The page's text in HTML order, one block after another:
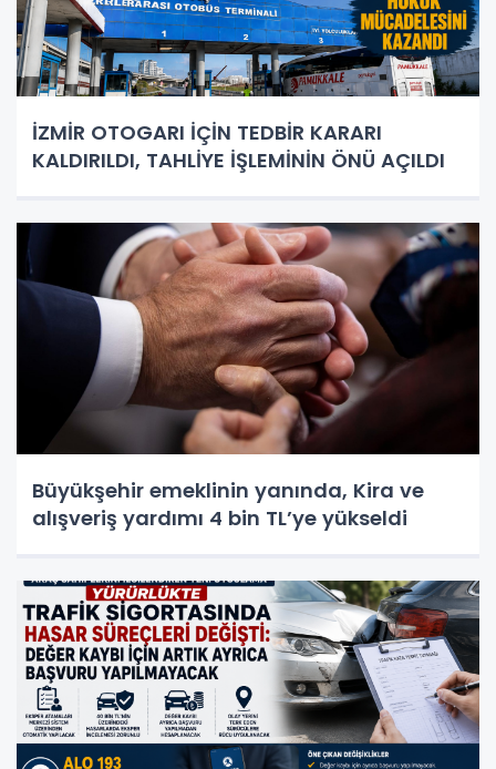
İZMİR OTOGARI İÇİN TEDBİR KARARI
KALDIRILDI, TAHLİYE İŞLEMİNİN ÖNÜ AÇILDI
Büyükşehir emeklinin yanında, Kira ve
alışveriş yardımı 4 bin TL’ye yükseldi